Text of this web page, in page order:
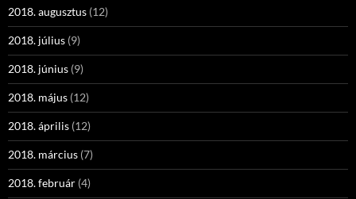
2018. augusztus (12)
2018. július (9)
2018. június (9)
2018. május (12)
2018. április (12)
2018. március (7)
2018. február (4)